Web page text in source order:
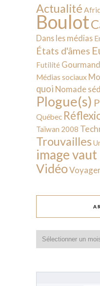
Actualité
Boulot
Dans les médias
États d'âmes
Futilité
Médias sociaux
quoi Nomade
Plogue(s)
Québec
Taïwan 2008
Trouvailles
image
Vidéo